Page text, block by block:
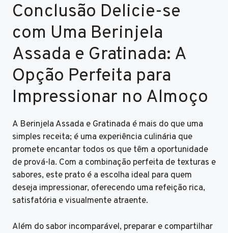
Conclusão Delicie-se
com Uma Berinjela
Assada e Gratinada: A
Opção Perfeita para
Impressionar no Almoço
A Berinjela Assada e Gratinada é mais do que uma
simples receita; é uma experiência culinária que
promete encantar todos os que têm a oportunidade
de prová-la. Com a combinação perfeita de texturas e
sabores, este prato é a escolha ideal para quem
deseja impressionar, oferecendo uma refeição rica,
satisfatória e visualmente atraente.
Além do sabor incomparável, preparar e compartilhar